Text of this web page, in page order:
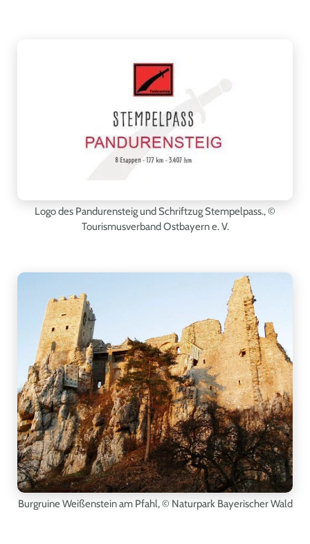
Logo des Pandurensteig und Schriftzug Stempelpass., ©
Tourismusverband Ostbayern e. V.
Burgruine Weißenstein am Pfahl, © Naturpark Bayerischer Wald